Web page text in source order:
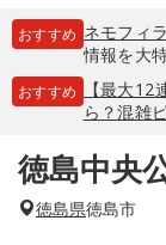
おすすめ ネモフィラ
情報を大
おすすめ
【最大
ら？混雑
徳島中央
徳島県徳島市